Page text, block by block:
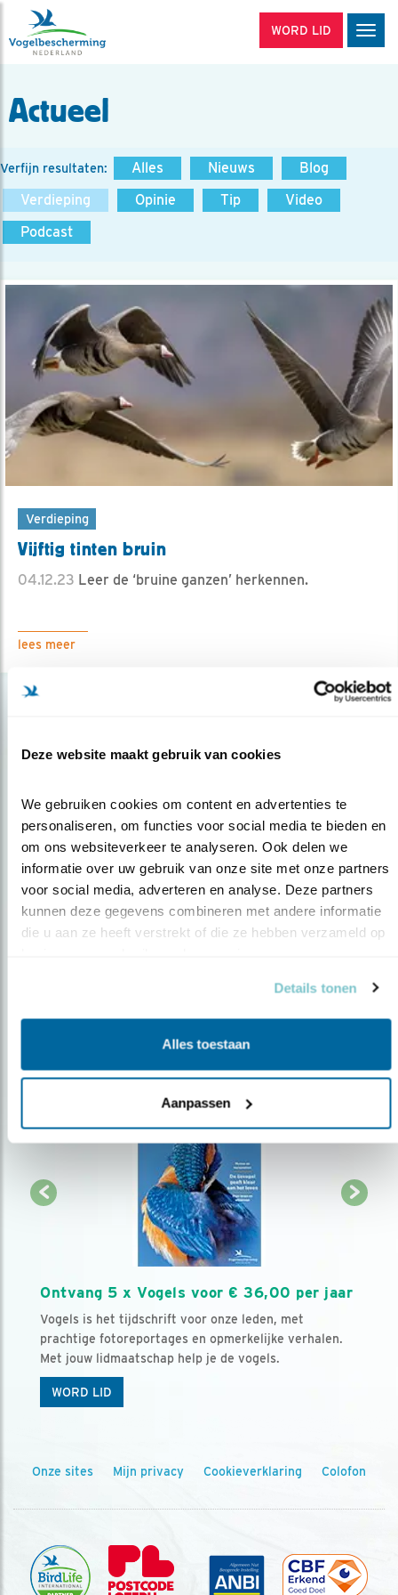
Deze website maakt gebruik van cookies
We gebruiken cookies om content en advertenties te
personaliseren, om functies voor social media te bieden en
om ons websiteverkeer te analyseren. Ook delen we
informatie over uw gebruik van onze site met onze partners
voor social media, adverteren en analyse. Deze partners
kunnen deze gegevens combineren met andere informatie
die u aan ze heeft verstrekt of die ze hebben verzameld op
Details tonen
Alles toestaan
Aanpassen
WORD LID
Actueel
Verfijn resultaten: Alles Nieuws
Blog
Verdieping
Opinie Tip
Video
Podcast
Verdieping
Vijftig tinten bruin
04.12.23 Leer de ‘bruine ganzen’ herkennen.
lees meer
Op de hoogte blijven?
Meld je aan en ontvang nieuws, inspiratie, acties en tips
over vogels en activiteiten van Vogelbescherming.
AANMELDEN VOGELNIEUWS
Ontvang 5 x Vogels voor € 36,00 per jaar
Vogels is het tijdschrift voor onze leden, met
prachtige fotoreportages en opmerkelijke verhalen.
Met jouw lidmaatschap help je de vogels.
WORD LID
Onze sites Mijn privacy Cookieverklaring Colofon